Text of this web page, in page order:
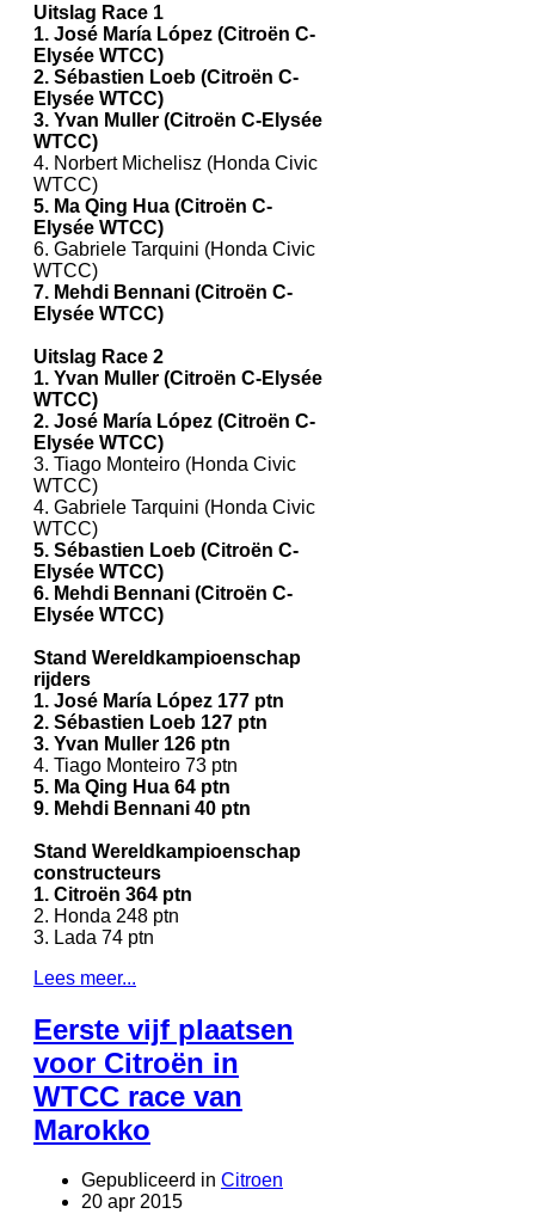
Uitslag Race 1
1. José María López (Citroën C-
Elysée WTCC)
2. Sébastien Loeb (Citroën C-
Elysée WTCC)
3. Yvan Muller (Citroën C-Elysée
WTCC)
4. Norbert Michelisz (Honda Civic
WTCC)
5. Ma Qing Hua (Citroën C-
Elysée WTCC)
6. Gabriele Tarquini (Honda Civic
WTCC)
7. Mehdi Bennani (Citroën C-
Elysée WTCC)
Uitslag Race 2
1. Yvan Muller (Citroën C-Elysée
WTCC)
2. José María López (Citroën C-
Elysée WTCC)
3. Tiago Monteiro (Honda Civic
WTCC)
4. Gabriele Tarquini (Honda Civic
WTCC)
5. Sébastien Loeb (Citroën C-
Elysée WTCC)
6. Mehdi Bennani (Citroën C-
Elysée WTCC)
Stand Wereldkampioenschap
rijders
1. José María López 177 ptn
2. Sébastien Loeb 127 ptn
3. Yvan Muller 126 ptn
4. Tiago Monteiro 73 ptn
5. Ma Qing Hua 64 ptn
9. Mehdi Bennani 40 ptn
Stand Wereldkampioenschap
constructeurs
1. Citroën 364 ptn
2. Honda 248 ptn
3. Lada 74 ptn
Lees meer...
Eerste vijf plaatsen
voor Citroën in
WTCC race van
Marokko
Gepubliceerd in Citroen
20 apr 2015